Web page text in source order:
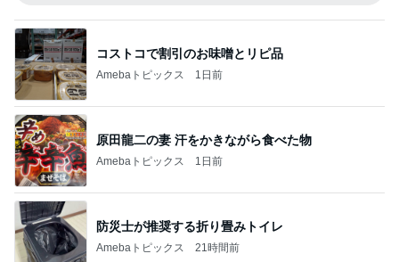
原田龍二の妻 汗をかきながら食べた物
Amebaトピックス 1日前
防災士が推奨する折り畳みトイレ
Amebaトピックス 21時間前
バターと塩で焼いたうますぎるパン
Amebaトピックス 1日前